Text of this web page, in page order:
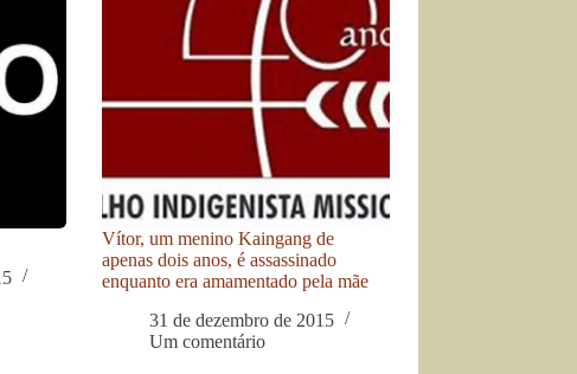
Vítor, um menino Kaingang de
apenas dois anos, é assassinado
enquanto era amamentado pela mãe
31 de dezembro de 2015
Um comentário